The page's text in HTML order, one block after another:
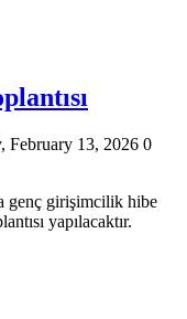
February 13, 2026 0
genç girişimcilik hibe
yapılacaktır.